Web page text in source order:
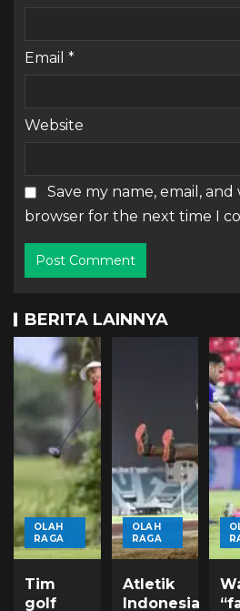
Email *
Website
Save my name, email,
browser for the next time I
BERITA LAINNYA
OLAH
RAGA
Tim
golf
OLAH
RAGA
Atletik
Indonesia